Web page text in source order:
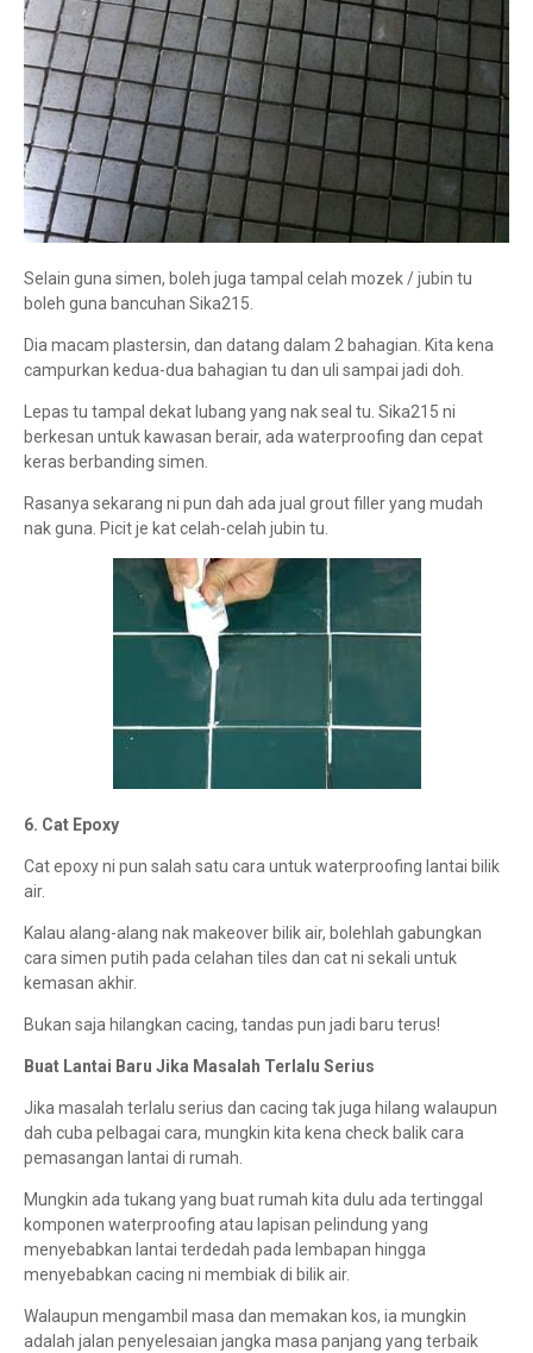
Selain guna simen, boleh juga tampal celah mozek / jubin tu
boleh guna bancuhan Sika215.
Dia macam plastersin, dan datang dalam 2 bahagian. Kita kena
campurkan kedua-dua bahagian tu dan uli sampai jadi doh.
Lepas tu tampal dekat lubang yang nak seal tu. Sika215 ni
berkesan untuk kawasan berair, ada waterproofing dan cepat
keras berbanding simen.
Rasanya sekarang ni pun dah ada jual grout filler yang mudah
nak guna. Picit je kat celah-celah jubin tu.
6. Cat Epoxy
Cat epoxy ni pun salah satu cara untuk waterproofing lantai bilik
air.
Kalau alang-alang nak makeover bilik air, bolehlah gabungkan
cara simen putih pada celahan tiles dan cat ni sekali untuk
kemasan akhir.
Bukan saja hilangkan cacing, tandas pun jadi baru terus!
Buat Lantai Baru Jika Masalah Terlalu Serius
Jika masalah terlalu serius dan cacing tak juga hilang walaupun
dah cuba pelbagai cara, mungkin kita kena check balik cara
pemasangan lantai di rumah.
Mungkin ada tukang yang buat rumah kita dulu ada tertinggal
komponen waterproofing atau lapisan pelindung yang
menyebabkan lantai terdedah pada lembapan hingga
menyebabkan cacing ni membiak di bilik air.
Walaupun mengambil masa dan memakan kos, ia mungkin
adalah jalan penyelesaian jangka masa panjang yang terbaik